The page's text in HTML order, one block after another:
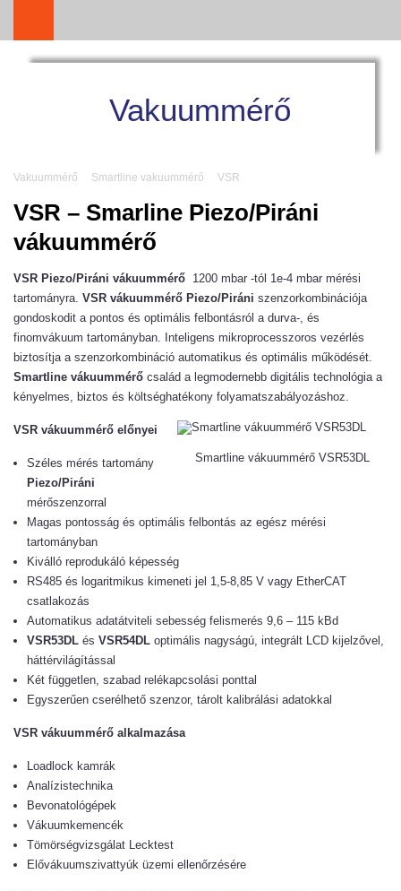
Vakuummérő
Vakuummérő Smartline vakuummérő VSR
VSR – Smarline Piezo/Piráni
vákuummérő
VSR Piezo/Piráni vákuummérő 1200 mbar -tól 1e-4 mbar mérési
tartományra. VSR vákuummérő Piezo/Piráni szenzorkombinációja
gondoskodit a pontos és optimális felbontásról a durva-, és
finomvákuum tartományban. Inteligens mikroprocesszoros vezérlés
biztosítja a szenzorkombináció automatikus és optimális működését.
Smartline vákuummérő család a legmodernebb digitális technológia a
kényelmes, biztos és költséghatékony folyamatszabályozáshoz.
Smartline vákuummérő VSR53DL
VSR vákuummérő előnyei
Széles mérés tartomány
Piezo/Piráni
mérőszenzorral
Magas pontosság és optimális felbontás az egész mérési
tartományban
Kiválló reprodukáló képesség
RS485 és logaritmikus kimeneti jel 1,5-8,85 V vagy EtherCAT
csatlakozás
Automatikus adatátviteli sebesség felismerés 9,6 – 115 kBd
VSR53DL és VSR54DL optimális nagyságú, integrált LCD kijelzővel,
háttérvilágítással
Két független, szabad relékapcsolási ponttal
Egyszerűen cserélhető szenzor, tárolt kalibrálási adatokkal
VSR vákuummérő alkalmazása
Loadlock kamrák
Analízistechnika
Bevonatológépek
Vákuumkemencék
Tömörségvizsgálat Lecktest
Elővákuumszivattyúk üzemi ellenőrzésére